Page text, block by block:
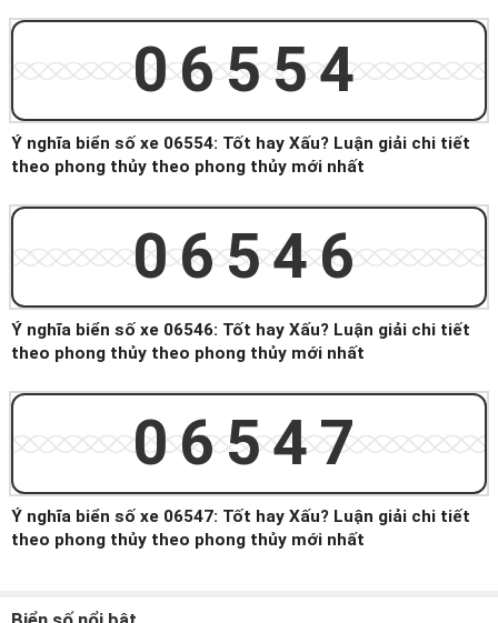
06554
Ý nghĩa biển số xe 06554: Tốt hay Xấu? Luận giải chi tiết
theo phong thủy theo phong thủy mới nhất
06546
Ý nghĩa biển số xe 06546: Tốt hay Xấu? Luận giải chi tiết
theo phong thủy theo phong thủy mới nhất
06547
Ý nghĩa biển số xe 06547: Tốt hay Xấu? Luận giải chi tiết
theo phong thủy theo phong thủy mới nhất